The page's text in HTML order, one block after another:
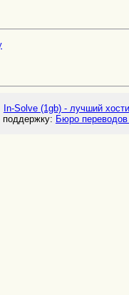
In-Solve (1gb) - лучший
Бюро переводов